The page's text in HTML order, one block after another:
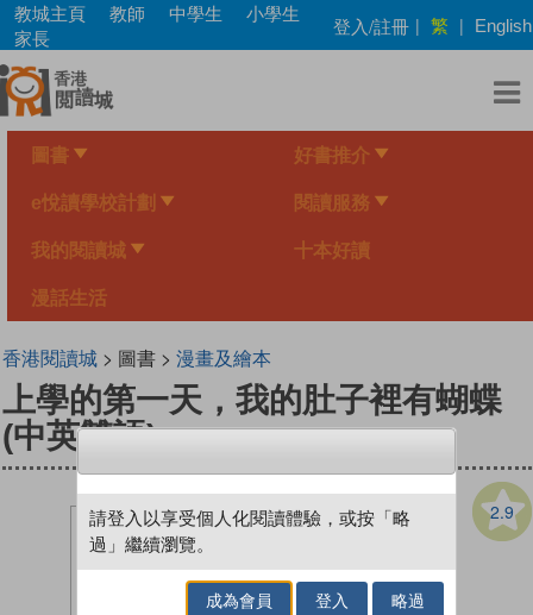
Skip
main
content
教城主頁 教師 中學生
小學生
家長
登入/註冊 | 繁 | English
圖書 好書推介
e悅讀學校計劃 閱讀服務
我的閱讀城 十本好讀
漫話生活
香港閱讀城> 圖書 > 漫畫及繪本
上學的第一天，我的肚子裡有蝴蝶
(中英雙語)
2.9
請登入以享受個人化閱讀體驗，或按「略
過」繼續瀏覽。
成為會員 登入 略過